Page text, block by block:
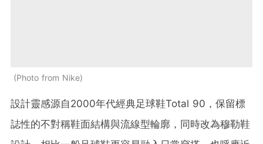
Photo from Nike
設計靈感源自2000年代經典足球鞋Total 90，保留標
誌性的不對稱鞋面結構與流線型輪廓，同時改為穆勒鞋